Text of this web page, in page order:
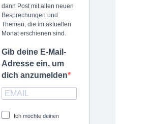
dann Post mit allen neuen
Besprechungen und
Themen, die im aktuellen
Monat erschienen sind.
Gib deine E-Mail-
Adresse ein, um
dich anzumelden
Ich möchte deinen